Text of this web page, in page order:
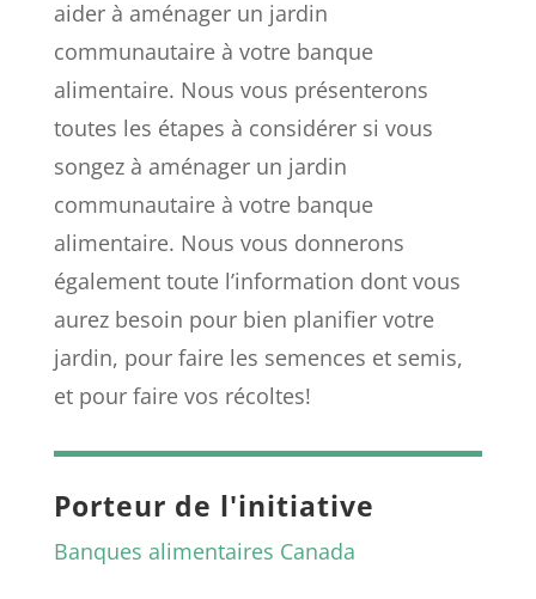
aider à aménager un jardin
communautaire à votre banque
alimentaire. Nous vous présenterons
toutes les étapes à considérer si vous
songez à aménager un jardin
communautaire à votre banque
alimentaire. Nous vous donnerons
également toute l’information dont vous
aurez besoin pour bien planifier votre
jardin, pour faire les semences et semis,
et pour faire vos récoltes!
Porteur de l'initiative
Banques alimentaires Canada